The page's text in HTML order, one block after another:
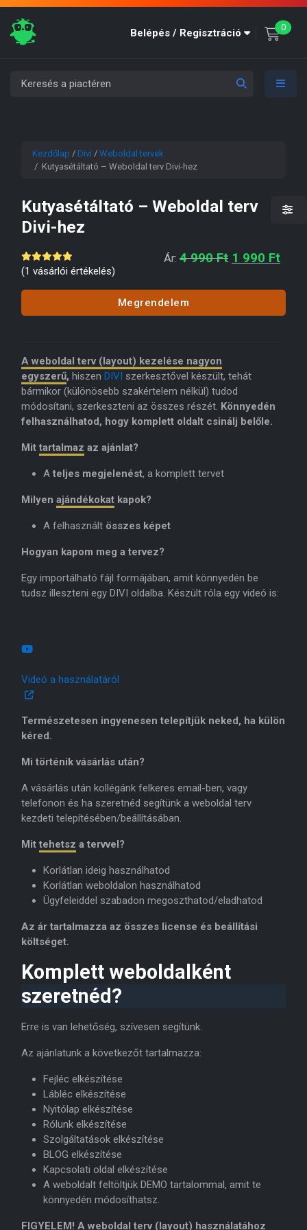
Belépés / Regisztráció 0
Kezdőlap / Divi / Weboldal tervek
/ Kutyasétáltató – Weboldal terv Divi-hez
Kutyasétáltató – Weboldal terv
Divi-hez
(1 vásárlói értékelés)
Ár: 4 990Ft Original
1 990 Ft
Megrendelem
A weboldal terv (layout) kezelése nagyon
egyszerű, hiszen DIVI szerkesztővel készült, tehát
bármikor (különösebb szakértelem nélkül) tudod
módosítani, szerkeszteni az összes részét. Könnyedén
felhasználhatod, hogy komplett oldalt csinálj belőle.
Mit tartalmaz az ajánlat?
A teljes megjelenést, a komplett tervet
Milyen ajándékokat kapok?
A felhasznált összes képet
Hogyan kapom meg a tervez?
Egy importálható fájl formájában, amit könnyedén be
tudsz illeszteni egy DIVI oldalba. Készült róla egy videó is:
Videó a használatáról
Természetesen ingyenesen telepítjük neked, ha külön
kéred.
Mi történik vásárlás után?
A vásárlás után kollégánk felkeres email-ben, vagy
telefonon és ha szeretnéd segítünk a weboldal terv
kezdeti telepítésében/beállításában.
Mit tehetsz a tervvel?
Korlátlan ideig használhatod
Korlátlan weboldalon használhatod
Ügyfeleiddel szabadon megoszthatod/eladhatod
Az ár tartalmazza az összes license és beállítási
költséget.
Komplett weboldalként
szeretnéd?
Erre is van lehetőség, szívesen segítünk.
Az ajánlatunk a következőt tartalmazza:
Fejléc elkészítése
Lábléc elkészítése
Nyitólap elkészítése
Rólunk elkészítése
Szolgáltatások elkészítése
BLOG elkészítése
Kapcsolati oldal elkészítése
A weboldalt feltöltjük DEMO tartalommal, amit te
könnyedén módosíthatsz.
FIGYELEM! A weboldal terv (layout) használatához